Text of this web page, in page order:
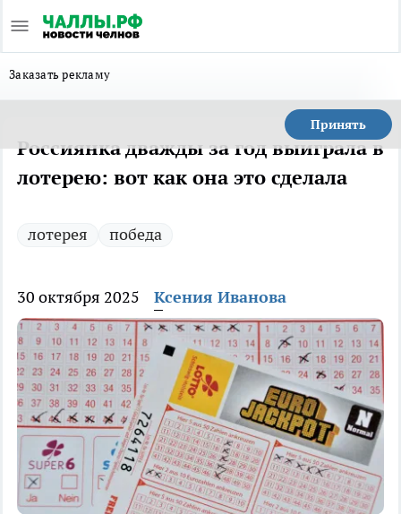
Заказать рекламу
Принять
Россиянка дважды за год выиграла в
лотерею: вот как она это сделала
лотерея победа
30 октября 2025 Ксения Иванова